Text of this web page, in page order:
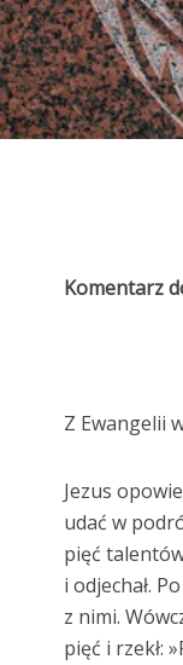
Komentarz
Z Ewangelii
Jezus
udać w
pięć
i odjechał.
z nimi.
pięć i rzekł: